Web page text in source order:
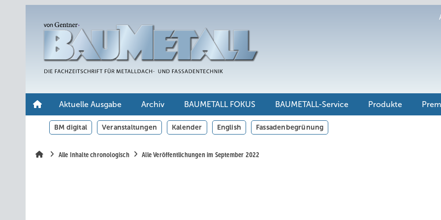
Aktuelle Ausgabe Archiv BAUMETALL FOKUS BAUMETALL-Service Produkte
BM digital Veranstaltungen Kalender English Fassadenbegrünung
Alle Inhalte chronologisch Alle Veröffentlichungen im September 2022